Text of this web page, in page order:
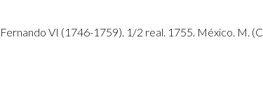
Fernando VI (1746-1759). 1/2 real. 1755. México. M.